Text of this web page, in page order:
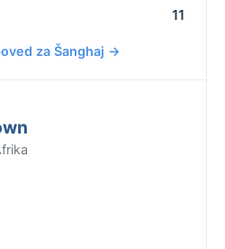
11
za Šanghaj →